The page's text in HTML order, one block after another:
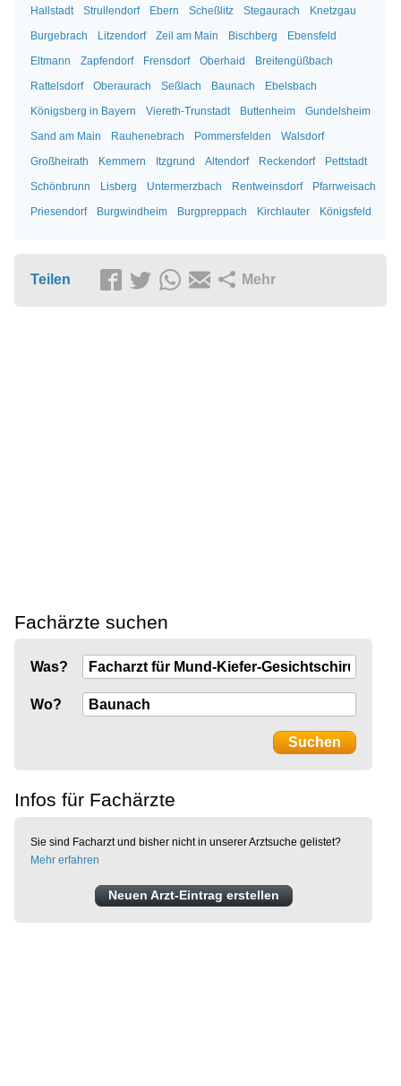
Hallstadt
Strullendorf Ebern Scheßlitz Stegaurach
Knetzgau
Burgebrach
Litzendorf Zeil am Main Bischberg
Ebensfeld
Eltmann
Zapfendorf Frensdorf Oberhaid
Breitengüßbach
Rattelsdorf
Oberaurach Seßlach Baunach
Ebelsbach
Königsberg in Bayern
Viereth-Trunstadt Buttenheim
Gundelsheim
Sand am Main
Rauhenebrach Pommersfelden
Walsdorf
Großheirath
Kemmern Itzgrund Altendorf Reckendorf
Pettstadt
Schönbrunn
Lisberg Untermerzbach Rentweinsdorf
Pfarrweisach
Priesendorf
Burgwindheim Burgpreppach Kirchlauter Königsfeld
Teilen Mehr
Fachärzte suchen
Was?
Wo?
Infos für Fachärzte
Sie sind Facharzt und bisher nicht in unserer Arztsuche gelistet?
Mehr erfahren
Neuen Arzt-Eintrag erstellen